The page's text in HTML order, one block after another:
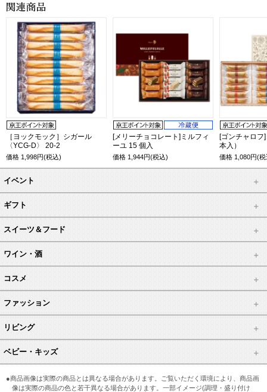
［ヨックモック］シガール
〈YCG-D〉 20-2
価格 1,998円(税込)
[メリーチョコレート]ミルフィ
ーユ 15 個入
価格 1,944円(税込)
[ゴンチャロフ
本入）
価格 1,080円(
イベント
ギフト
スイーツ＆フード
ワイン・酒
コスメ
ファッション
リビング
ベビー・キッズ
●商品画像は実際の商品とは異なる場合があります。ご覧いただく環境により、商品画
像は実際の商品の色と若干異なる場合があります。一部イメージ(調理・盛り付け